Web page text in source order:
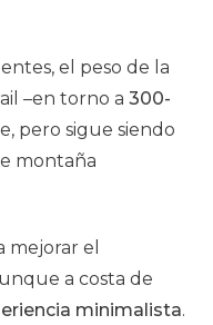
el peso de la
–en torno a 300-
pero sigue siendo
montaña
mejorar el
a costa de
minimalista.